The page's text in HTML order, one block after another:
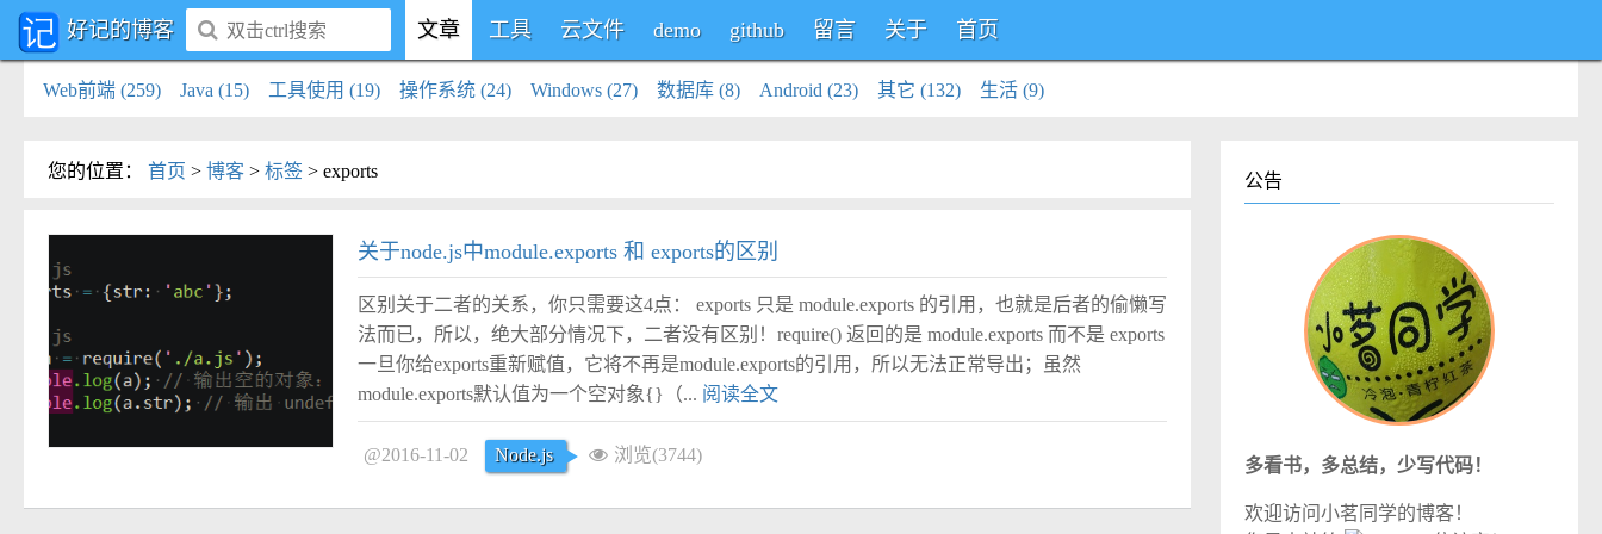
好记的博客 文章 工具 云文件 demo github 留言 关于 首页
Web前端 (259) Java (15) 工具使用 (19) 操作系统 (24) Windows (27) 数据库 (8) Android (23) 其它 (132) 生活 (9)
您的位置 ： 首页 > 博客 > 标签 > exports
关于node.js中module.exports 和 exports的区别
区别关于二者的关系，你只需要这4点： exports 只是 module.exports 的引用，也就是后者的偷懒写
法而已，所以，绝大部分情况下，二者没有区别！require() 返回的是 module.exports 而不是 exports
一旦你给exports重新赋值，它将不再是module.exports的引用，所以无法正常导出；虽然
module.exports默认值为一个空对象{}（... 阅读全文
@2016-11-02 Node.js 浏览(3744)
公告
多看书，多总结，少写代码！
欢迎访问小茗同学的博客！